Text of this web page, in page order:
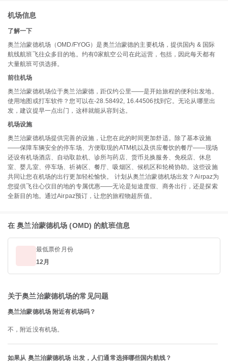
机场信息
了解一下
奥兰治蒙德机场（OMD/FYOG）是奥兰治蒙德的主要机场，提供国内 & 国际
航线航班飞往众多目的地。约有0家航空公司在此运营，包括，因此每天都有
大量航班可供选择。
前往机场
奥兰治蒙德机场位于奥兰治蒙德，距仅约公里——是开始旅程的便利出发地。
使用地图或打车软件？您可以在-28.58492, 16.44506找到它。无论从哪里出
发，建议提早一点出门，这样就能从容到达。
机场设施
奥兰治蒙德机场提供完善的设施，让您在此的时间更加舒适。除了基本设施
——保障车辆安全的停车场、方便取现的ATM机以及供应餐饮的餐厅——现场
还设有机场酒店、自动取款机、诊所与药店、货币兑换服务、免税店、休息
室、婴儿室、停车场、祈祷区、餐厅、吸烟区、候机区和轮椅协助。这些设施
共同让您在机场的出行更加轻松愉快。 计划从奥兰治蒙德机场出发？Airpaz为
您提供飞往心仪目的地的专属优惠——无论是短途度假、商务出行，还是探索
全新目的地。通过Airpaz预订，让您的旅程物超所值。
在 奥兰治蒙德机场 (OMD) 的航班信息
最低票价月份
12月
关于奥兰治蒙德机场的常见问题
奥兰治蒙德机场 附近有机场吗？
不，附近没有机场。
如果从 奥兰治蒙德机场 出发，人们通常选择哪些国内航线？